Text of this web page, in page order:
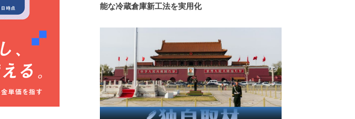
能な冷蔵倉庫新工法を実用化